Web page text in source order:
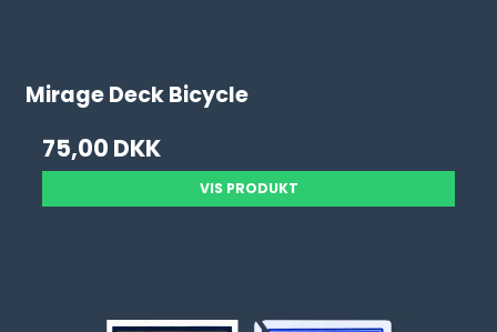
Mirage Deck Bicycle
75,00 DKK
VIS PRODUKT